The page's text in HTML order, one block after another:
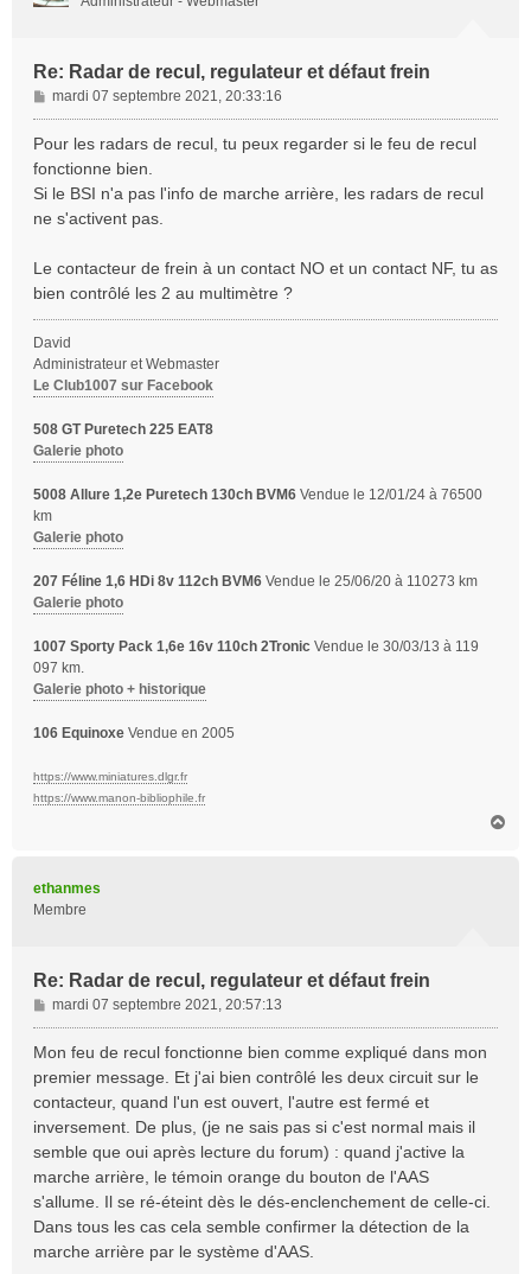
Re: Radar de recul, regulateur et défaut frein
M
e
s
g
e
mardi 07 septembre 2021, 20:33:16
Pour les radars de recul, tu peux regarder si le feu de recul
fonctionne bien.
Si le BSI n'a pas l'info de marche arrière, les radars de recul
ne s'activent pas.
Le contacteur de frein à un contact NO et un contact NF, tu as
bien contrôlé les 2 au multimètre ?
David
Administrateur et Webmaster
Le Club1007 sur Facebook
508 GT Puretech 225 EAT8
Galerie photo
5008 Allure 1,2e Puretech 130ch BVM6 Vendue le 12/01/24 à 76500
km
Galerie photo
207 Féline 1,6 HDi 8v 112ch BVM6 Vendue le 25/06/20 à 110273 km
Galerie photo
1007 Sporty Pack 1,6e 16v 110ch 2Tronic Vendue le 30/03/13 à 119
097 km.
Galerie photo + historique
106 Equinoxe Vendue en 2005
https://www.miniatures.dlgr.fr
https://www.manon-bibliophile.fr
ethanmes
Membre
Re: Radar de recul, regulateur et défaut frein
M
e
s
g
e
mardi 07 septembre 2021, 20:57:13
Mon feu de recul fonctionne bien comme expliqué dans mon
premier message. Et j'ai bien contrôlé les deux circuit sur le
contacteur, quand l'un est ouvert, l'autre est fermé et
inversement. De plus, (je ne sais pas si c'est normal mais il
semble que oui après lecture du forum) : quand j'active la
marche arrière, le témoin orange du bouton de l'AAS
s'allume. Il se ré-éteint dès le dés-enclenchement de celle-ci.
Dans tous les cas cela semble confirmer la détection de la
marche arrière par le système d'AAS.